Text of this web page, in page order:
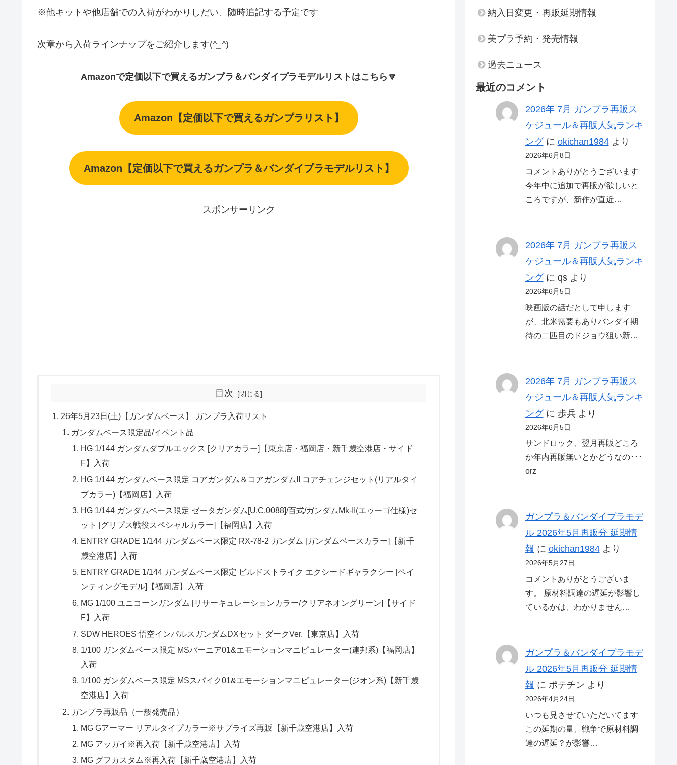
※他キットや他店舗での入荷がわかりしだい、随時追記する予定です
次章から入荷ラインナップをご紹介します(^_^)
Amazonで定価以下で買えるガンプラ＆バンダイプラモデルリストはこちら🔽
Amazon【定価以下で買えるガンプラリスト】
Amazon【定価以下で買えるガンプラ＆バンダイプラモデルリスト】
スポンサーリンク
目次
26年5月23日(土)【ガンダムベース】 ガンプラ入荷リスト
ガンダムベース限定品/イベント品
HG 1/144 ガンダムダブルエックス [クリアカラー]【東京店・福岡店・新千歳空港店・サイド
F】入荷
HG 1/144 ガンダムベース限定 コアガンダム＆コアガンダムII コアチェンジセット(リアルタイ
プカラー)【福岡店】入荷
HG 1/144 ガンダムベース限定 ゼータガンダム[U.C.0088]/百式/ガンダムMk-II(エゥーゴ仕様)セ
ット [グリプス戦役スペシャルカラー]【福岡店】入荷
ENTRY GRADE 1/144 ガンダムベース限定 RX-78-2 ガンダム [ガンダムベースカラー]【新千
歳空港店】入荷
ENTRY GRADE 1/144 ガンダムベース限定 ビルドストライク エクシードギャラクシー [ペイ
ンティングモデル]【福岡店】入荷
MG 1/100 ユニコーンガンダム [リサーキュレーションカラー/クリアネオングリーン]【サイド
F】入荷
SDW HEROES 悟空インパルスガンダムDXセット ダークVer.【東京店】入荷
1/100 ガンダムベース限定 MSバーニア01&エモーションマニピュレーター(連邦系)【福岡店】
入荷
1/100 ガンダムベース限定 MSスパイク01&エモーションマニピュレーター(ジオン系)【新千歳
空港店】入荷
ガンプラ再販品（一般発売品）
MG Gアーマー リアルタイプカラー※サプライズ再販【新千歳空港店】入荷
MG アッガイ※再入荷【新千歳空港店】入荷
MG グフカスタム※再入荷【新千歳空港店】入荷
納入日変更・再販延期情報
美プラ予約・発売情報
過去ニュース
最近のコメント
2026年 7月 ガンプラ再販ス
ケジュール＆再販人気ランキ
ングに okichan1984より
2026年6月8日
コメントありがとうございます
今年中に追加で再販が欲しいと
ころですが、新作が直近…
2026年 7月 ガンプラ再販ス
ケジュール＆再販人気ランキ
ングに qsより
2026年6月5日
映画版の話だとして申します
が、北米需要もありバンダイ期
待の二匹目のドジョウ狙い新…
2026年 7月 ガンプラ再販ス
ケジュール＆再販人気ランキ
ングに 歩兵より
2026年6月5日
サンドロック、翌月再販どころ
か年内再販無いとかどうなの･･･
orz
ガンプラ＆バンダイプラモデ
ル 2026年5月再販分 延期情
報 に okichan1984より
2026年5月27日
コメントありがとうございま
す。 原材料調達の遅延が影響し
ているかは、わかりません…
ガンプラ＆バンダイプラモデ
ル 2026年5月再販分 延期情
報 に ポテチン より
2026年4月24日
いつも見させていただいてます
この延期の量、戦争で原材料調
達の遅延？が影響…